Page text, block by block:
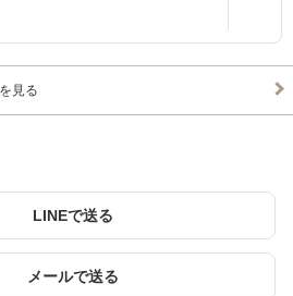
見る
LINEで送る
メールで送る